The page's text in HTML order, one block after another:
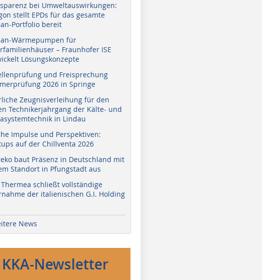
bei Umweltauswirkungen:
stellt EPDs für das gesamte
Portfolio bereit
Wärmepumpen für
– Fraunhofer ISE
Lösungskonzepte
und Freisprechung
2026 in Springe
Zeugnisverleihung für den
Technikerjahrgang der Kälte- und
in Lindau
Impulse und Perspektiven:
auf der Chillventa 2026
baut Präsenz in Deutschland mit
Standort in Pfungstadt aus
Thermea schließt vollständige
der italienischen G.I. Holding
News
KKA-Newsletter